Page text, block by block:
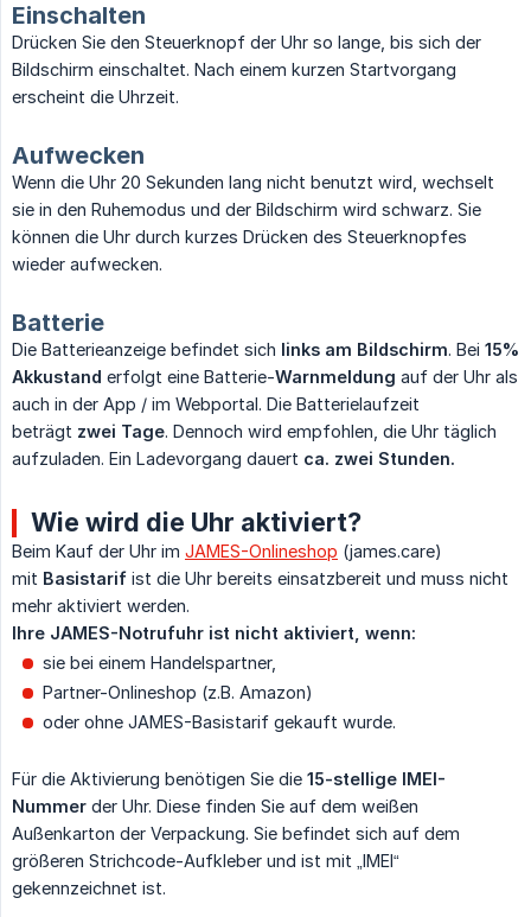
Einschalten
Drücken Sie den Steuerknopf der Uhr so lange, bis sich der
Bildschirm einschaltet. Nach einem kurzen Startvorgang
erscheint die Uhrzeit.
Aufwecken
Wenn die Uhr 20 Sekunden lang nicht benutzt wird, wechselt
sie in den Ruhemodus und der Bildschirm wird schwarz. Sie
können die Uhr durch kurzes Drücken des Steuerknopfes
wieder aufwecken.
Batterie
Die Batterieanzeige befindet sich links am Bildschirm. Bei 15%
Akkustand erfolgt eine Batterie-Warnmeldung auf der Uhr als
auch in der App / im Webportal. Die Batterielaufzeit
beträgt zwei Tage. Dennoch wird empfohlen, die Uhr täglich
aufzuladen. Ein Ladevorgang dauert ca. zwei Stunden.
Wie wird die Uhr aktiviert?
Beim Kauf der Uhr im JAMES-Onlineshop (james.care)
mit Basistarif ist die Uhr bereits einsatzbereit und muss nicht
mehr aktiviert werden.
Ihre JAMES-Notrufuhr ist nicht aktiviert, wenn:
sie bei einem Handelspartner,
Partner-Onlineshop (z.B. Amazon)
oder ohne JAMES-Basistarif gekauft wurde.
Für die Aktivierung benötigen Sie die 15-stellige IMEI-
Nummer der Uhr. Diese finden Sie auf dem weißen
Außenkarton der Verpackung. Sie befindet sich auf dem
größeren Strichcode-Aufkleber und ist mit „IMEI“
gekennzeichnet ist.